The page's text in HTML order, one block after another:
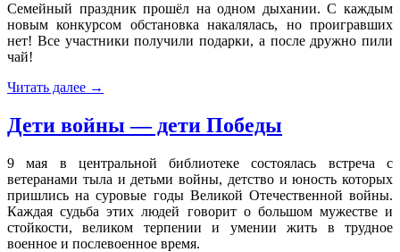
Семейный праздник прошёл на одном дыхании. С каждым
новым конкурсом обстановка накалялась, но проигравших
нет! Все участники получили подарки, а после дружно пили
чай!
Читать далее →
Дети войны — дети Победы
9 мая в центральной библиотеке состоялась встреча с
ветеранами тыла и детьми войны, детство и юность которых
пришлись на суровые годы Великой Отечественной войны.
Каждая судьба этих людей говорит о большом мужестве и
стойкости, великом терпении и умении жить в трудное
военное и послевоенное время.